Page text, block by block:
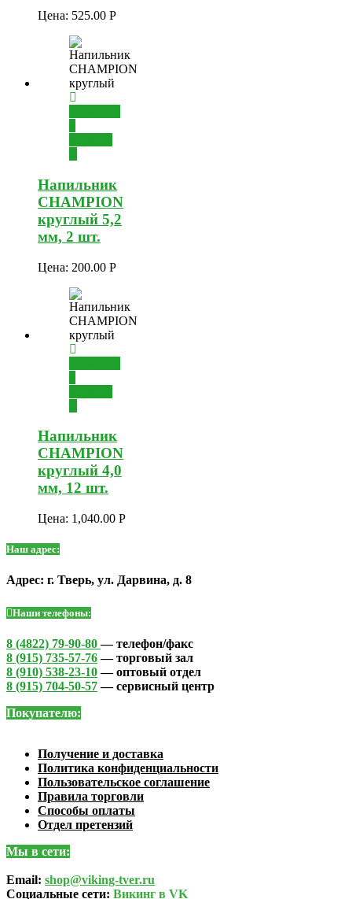
Цена: 525.00 Р
Напильник
CHAMPION
круглый 5,2
мм, 2 шт.
Цена: 200.00 Р
Напильник
CHAMPION
круглый 4,0
мм, 12 шт.
Цена: 1,040.00 Р
Наш адрес:
Адрес: г. Тверь, ул. Дарвина, д. 8
Наши телефоны:
8 (4822) 79-90-80— телефон/факс
8 (915) 735-57-76— торговый зал
8 (910) 538-23-10— оптовый отдел
8 (915) 704-50-57— сервисный центр
Покупателю:
Получение и доставка
Политика конфиденциальности
Пользовательское соглашение
Правила торговли
Способы оплаты
Отдел претензий
Мы в сети:
Email: shop@viking-tver.ru
Социальные сети: Викинг в VK